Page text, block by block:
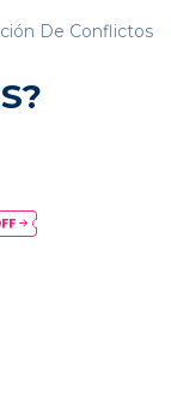
De Conflictos